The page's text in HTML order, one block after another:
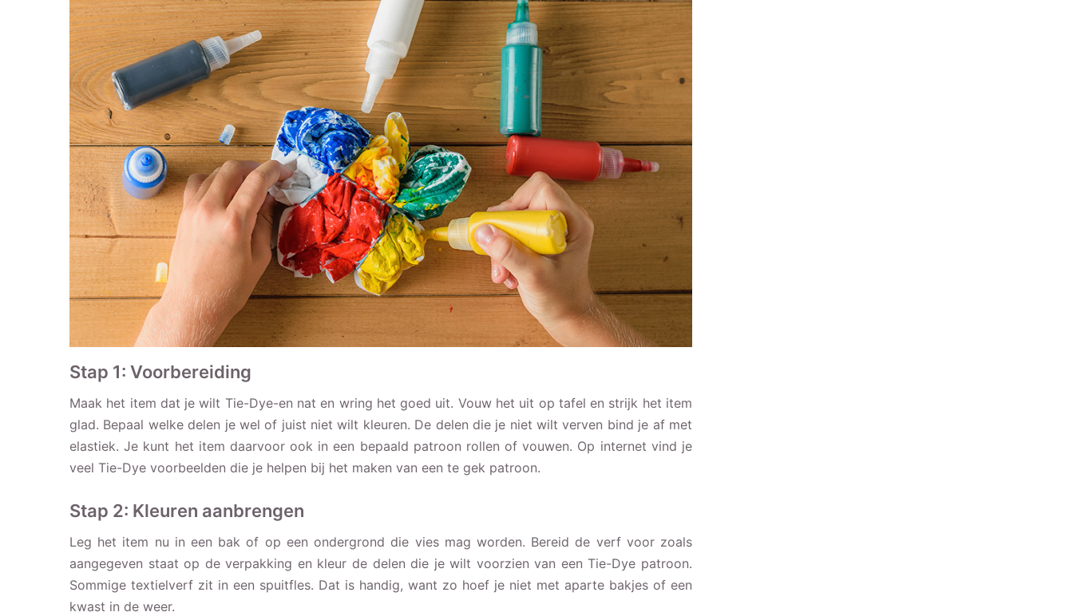
Stap 1: Voorbereiding
Maak het item dat je wilt Tie-Dye-en nat en wring het goed uit. Vouw het uit op tafel en strijk het item
glad. Bepaal welke delen je wel of juist niet wilt kleuren. De delen die je niet wilt verven bind je af met
elastiek. Je kunt het item daarvoor ook in een bepaald patroon rollen of vouwen. Op internet vind je
veel Tie-Dye voorbeelden die je helpen bij het maken van een te gek patroon.
Stap 2: Kleuren aanbrengen
Leg het item nu in een bak of op een ondergrond die vies mag worden. Bereid de verf voor zoals
aangegeven staat op de verpakking en kleur de delen die je wilt voorzien van een Tie-Dye patroon.
Sommige textielverf zit in een spuitfles. Dat is handig, want zo hoef je niet met aparte bakjes of een
kwast in de weer.